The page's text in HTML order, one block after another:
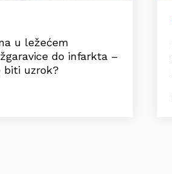
u ležećem
do infarkta –
biti uzrok?